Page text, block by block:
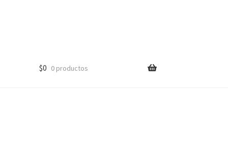
$0 0 productos